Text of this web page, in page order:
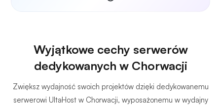
Wyjątkowe cechy serwerów
dedykowanych w Chorwacji
Zwiększ wydajność swoich projektów dzięki dedykowanemu
serwerowi UltaHost w Chorwacji, wyposażonemu w wydajny